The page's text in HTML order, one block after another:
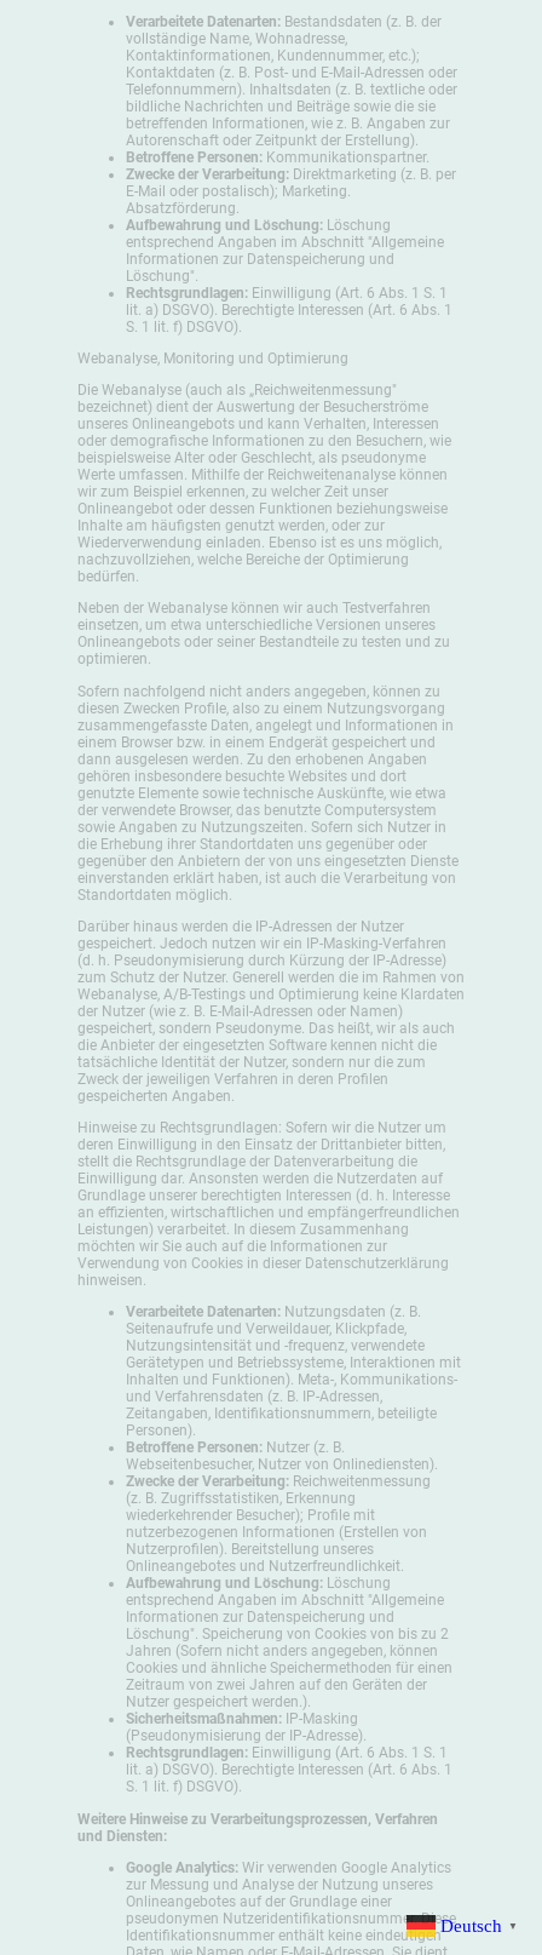
Verarbeitete Datenarten: Bestandsdaten (z. B. der
vollständige Name, Wohnadresse,
Kontaktinformationen, Kundennummer, etc.);
Kontaktdaten (z. B. Post- und E-Mail-Adressen oder
Telefonnummern). Inhaltsdaten (z. B. textliche oder
bildliche Nachrichten und Beiträge sowie die sie
betreffenden Informationen, wie z. B. Angaben zur
Autorenschaft oder Zeitpunkt der Erstellung).
Betroffene Personen: Kommunikationspartner.
Zwecke der Verarbeitung: Direktmarketing (z. B. per
E-Mail oder postalisch); Marketing.
Absatzförderung.
Aufbewahrung und Löschung: Löschung
entsprechend Angaben im Abschnitt "Allgemeine
Informationen zur Datenspeicherung und
Löschung".
Rechtsgrundlagen: Einwilligung (Art. 6 Abs. 1 S. 1
lit. a) DSGVO). Berechtigte Interessen (Art. 6 Abs. 1
S. 1 lit. f) DSGVO).
Webanalyse, Monitoring und Optimierung
Die Webanalyse (auch als „Reichweitenmessung"
bezeichnet) dient der Auswertung der Besucherströme
unseres Onlineangebots und kann Verhalten, Interessen
oder demografische Informationen zu den Besuchern, wie
beispielsweise Alter oder Geschlecht, als pseudonyme
Werte umfassen. Mithilfe der Reichweitenanalyse können
wir zum Beispiel erkennen, zu welcher Zeit unser
Onlineangebot oder dessen Funktionen beziehungsweise
Inhalte am häufigsten genutzt werden, oder zur
Wiederverwendung einladen. Ebenso ist es uns möglich,
nachzuvollziehen, welche Bereiche der Optimierung
bedürfen.
Neben der Webanalyse können wir auch Testverfahren
einsetzen, um etwa unterschiedliche Versionen unseres
Onlineangebots oder seiner Bestandteile zu testen und zu
optimieren.
Sofern nachfolgend nicht anders angegeben, können zu
diesen Zwecken Profile, also zu einem Nutzungsvorgang
zusammengefasste Daten, angelegt und Informationen in
einem Browser bzw. in einem Endgerät gespeichert und
dann ausgelesen werden. Zu den erhobenen Angaben
gehören insbesondere besuchte Websites und dort
genutzte Elemente sowie technische Auskünfte, wie etwa
der verwendete Browser, das benutzte Computersystem
sowie Angaben zu Nutzungszeiten. Sofern sich Nutzer in
die Erhebung ihrer Standortdaten uns gegenüber oder
gegenüber den Anbietern der von uns eingesetzten Dienste
einverstanden erklärt haben, ist auch die Verarbeitung von
Standortdaten möglich.
Darüber hinaus werden die IP-Adressen der Nutzer
gespeichert. Jedoch nutzen wir ein IP-Masking-Verfahren
(d. h. Pseudonymisierung durch Kürzung der IP-Adresse)
zum Schutz der Nutzer. Generell werden die im Rahmen von
Webanalyse, A/B-Testings und Optimierung keine Klardaten
der Nutzer (wie z. B. E-Mail-Adressen oder Namen)
gespeichert, sondern Pseudonyme. Das heißt, wir als auch
die Anbieter der eingesetzten Software kennen nicht die
tatsächliche Identität der Nutzer, sondern nur die zum
Zweck der jeweiligen Verfahren in deren Profilen
gespeicherten Angaben.
Hinweise zu Rechtsgrundlagen: Sofern wir die Nutzer um
deren Einwilligung in den Einsatz der Drittanbieter bitten,
stellt die Rechtsgrundlage der Datenverarbeitung die
Einwilligung dar. Ansonsten werden die Nutzerdaten auf
Grundlage unserer berechtigten Interessen (d. h. Interesse
an effizienten, wirtschaftlichen und empfängerfreundlichen
Leistungen) verarbeitet. In diesem Zusammenhang
möchten wir Sie auch auf die Informationen zur
Verwendung von Cookies in dieser Datenschutzerklärung
hinweisen.
Verarbeitete Datenarten: Nutzungsdaten (z. B.
Seitenaufrufe und Verweildauer, Klickpfade,
Nutzungsintensität und -frequenz, verwendete
Gerätetypen und Betriebssysteme, Interaktionen mit
Inhalten und Funktionen). Meta-, Kommunikations-
und Verfahrensdaten (z. B. IP-Adressen,
Zeitangaben, Identifikationsnummern, beteiligte
Personen).
Betroffene Personen: Nutzer (z. B.
Webseitenbesucher, Nutzer von Onlinediensten).
Zwecke der Verarbeitung: Reichweitenmessung
(z. B. Zugriffsstatistiken, Erkennung
wiederkehrender Besucher); Profile mit
nutzerbezogenen Informationen (Erstellen von
Nutzerprofilen). Bereitstellung unseres
Onlineangebotes und Nutzerfreundlichkeit.
Aufbewahrung und Löschung: Löschung
entsprechend Angaben im Abschnitt "Allgemeine
Informationen zur Datenspeicherung und
Löschung". Speicherung von Cookies von bis zu 2
Jahren (Sofern nicht anders angegeben, können
Cookies und ähnliche Speichermethoden für einen
Zeitraum von zwei Jahren auf den Geräten der
Nutzer gespeichert werden.).
Sicherheitsmaßnahmen: IP-Masking
(Pseudonymisierung der IP-Adresse).
Rechtsgrundlagen: Einwilligung (Art. 6 Abs. 1 S. 1
lit. a) DSGVO). Berechtigte Interessen (Art. 6 Abs. 1
S. 1 lit. f) DSGVO).
Weitere Hinweise zu Verarbeitungsprozessen, Verfahren
und Diensten:
Google Analytics: Wir verwenden Google Analytics
zur Messung und Analyse der Nutzung unseres
Onlineangebotes auf der Grundlage einer
pseudonymen Nutzeridentifikationsnummer. Diese
Identifikationsnummer enthält keine eindeutigen
Deutsch ▼